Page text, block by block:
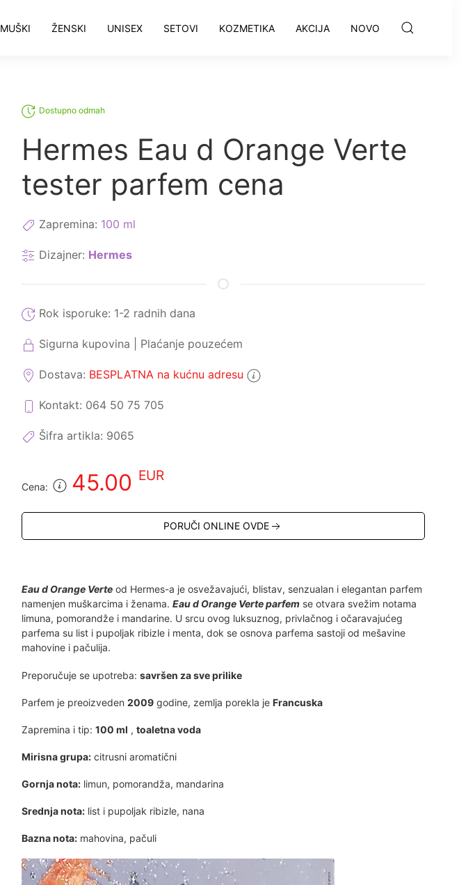
MUŠKI ŽENSKI UNISEX SETOVI KOZMETIKA AKCIJA NOVO
Dostupno odmah
Hermes Eau d Orange Verte
tester parfem cena
Zapremina: 100 ml
Dizajner: Hermes
Rok isporuke: 1-2 radnih dana
Sigurna kupovina | Plaćanje pouzećem
Dostava: BESPLATNA na kućnu adresu
Kontakt: 064 50 75 705
Šifra artikla: 9065
Cena: 45.00 EUR
PORUČI ONLINE OVDE
Eau d Orange Verte od Hermes-a je osvežavajući, blistav, senzualan i elegantan parfem
namenjen muškarcima i ženama. Eau d Orange Verte parfem se otvara svežim notama
limuna, pomorandže i mandarine. U srcu ovog luksuznog, privlačnog i očaravajućeg
parfema su list i pupoljak ribizle i menta, dok se osnova parfema sastoji od mešavine
mahovine i pačulija.
Preporučuje se upotreba: savršen za sve prilike
Parfem je preoizveden 2009 godine, zemlja porekla je Francuska
Zapremina i tip: 100 ml , toaletna voda
Mirisna grupa: citrusni aromatični
Gornja nota: limun, pomorandža, mandarina
Srednja nota: list i pupoljak ribizle, nana
Bazna nota: mahovina, pačuli